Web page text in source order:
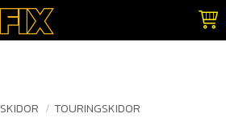
SKIDOR TOURINGSKIDOR